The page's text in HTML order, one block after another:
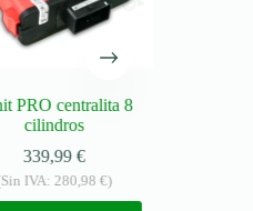
PRO centralita 8
cilindros
339,99 €
IVA: 280,98 €)